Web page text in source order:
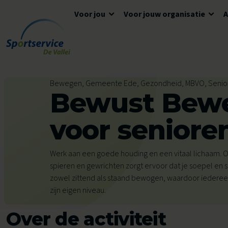
Ga naar de inhoud
Voor jou
Openingstijden
Tickets en reserveren
Tarieven
Ons aanbod voor jou
Zwemles
Voor kinderen
Voor jouw organisatie
Lokaal Sportakkoord
Meedoen
Voor scholen
Avond4Daagse
Algemene voorwaarden
Tarieven
Veelgestelde vragen
Bewegen, Gemeente Ede, Gezondheid, MBVO,
Bewust
voor
Werk aan een goede houding en een vitaal lichaam.
spieren en gewrichten zorgt ervoor dat je soepel en
zowel zittend als staand bewogen, waardoor
zijn eigen niveau.
Over de activiteit